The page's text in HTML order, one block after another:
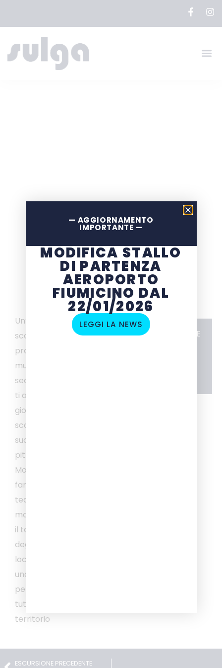
CASTELLO DI
VIBIO
Un’affascinante città
scolpita nel tufo,
protetta da antiche
mura che raccontano
secoli di storia: Orvieto
ti aspetta per una
giornata ricca di
scoperte. La tappa
successiva sarà nel
pittoresco borgo di
Monte Castello di Vibio,
famoso per ospitare il
teatro più piccolo del
mondo. Concluderemo
il tour con una
degustazione di vini
locali e prodotti tipici in
una splendida cantina,
per vivere e gustare
tutte le primizie del
territorio
CARATTERISTICHE
ESCURSIONE PRECEDENTE
— AGGIORNAMENTO
IMPORTANTE —
MODIFICA STALLO
DI PARTENZA
AEROPORTO
FIUMICINO DAL
22/01/2026
LEGGI LA NEWS